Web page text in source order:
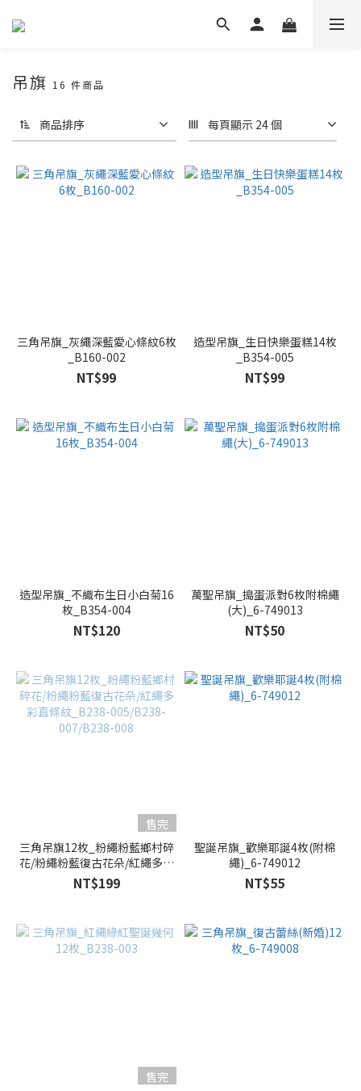
吊旗 16 件商品
商品排序 每頁顯示 24 個
三角吊旗_灰繩深藍愛心條紋6枚
_B160-002
NT$99
造型吊旗_生日快樂蛋糕14枚
_B354-005
NT$99
造型吊旗_不織布生日小白菊16
枚_B354-004
NT$120
萬聖吊旗_搗蛋派對6枚附棉繩
(大)_6-749013
NT$50
售完
三角吊旗12枚_粉繩粉藍鄉村碎
花/粉繩粉藍復古花朵/紅繩多彩
直條紋_B238-005/B238-
007/B238-008
NT$199
聖誕吊旗_歡樂耶誕4枚(附棉
繩)_6-749012
NT$55
售完